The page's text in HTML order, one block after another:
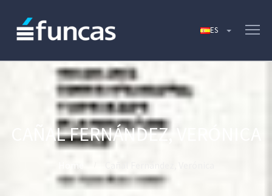
CAÑAL FERNÁNDEZ, VERÓNICA
Home